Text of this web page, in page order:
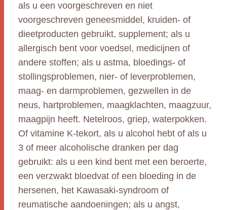
als u een voorgeschreven en niet
voorgeschreven geneesmiddel, kruiden- of
dieetproducten gebruikt, supplement; als u
allergisch bent voor voedsel, medicijnen of
andere stoffen; als u astma, bloedings- of
stollingsproblemen, nier- of leverproblemen,
maag- en darmproblemen, gezwellen in de
neus, hartproblemen, maagklachten, maagzuur,
maagpijn heeft. Netelroos, griep, waterpokken.
Of vitamine K-tekort, als u alcohol hebt of als u
3 of meer alcoholische dranken per dag
gebruikt: als u een kind bent met een beroerte,
een verzwakt bloedvat of een bloeding in de
hersenen, het Kawasaki-syndroom of
reumatische aandoeningen; als u angst,